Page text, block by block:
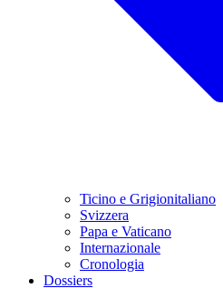
Ticino e Grigionitaliano
Svizzera
Papa e Vaticano
Internazionale
Cronologia
Dossiers